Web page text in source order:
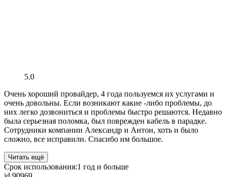
5.0
Очень хороший провайдер, 4 года пользуемся их услугами и
очень довольны. Если возникают какие -либо проблемы, до
них легко дозвониться и проблемы быстро решаются. Недавно
была серьезная поломка, был поврежден кабель в парадке.
Сотрудники компании Александр и Антон, хоть и было
сложно, все исправили. Спасибо им большое.
Читать ещё
Срок использования:1 год и больше